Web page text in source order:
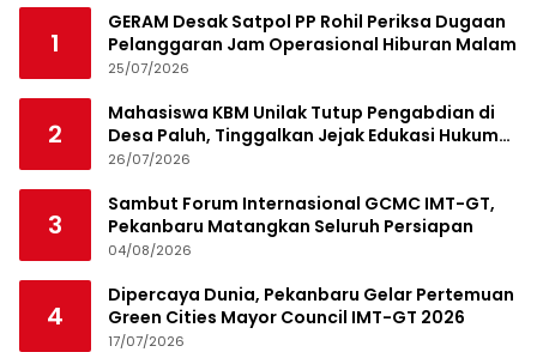
1
GERAM Desak Satpol PP Rohil Periksa Dugaan
Pelanggaran Jam Operasional Hiburan Malam
25/07/2026
2
Mahasiswa KBM Unilak Tutup Pengabdian di
Desa Paluh, Tinggalkan Jejak Edukasi Hukum
dan Aksi Sosial
26/07/2026
3
Sambut Forum Internasional GCMC IMT-GT,
Pekanbaru Matangkan Seluruh Persiapan
04/08/2026
4
Dipercaya Dunia, Pekanbaru Gelar Pertemuan
Green Cities Mayor Council IMT-GT 2026
17/07/2026